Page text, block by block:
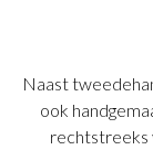
Naast
ook
rechtstreeks